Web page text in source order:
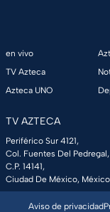
en vivo
TV Azteca
Azteca UNO
TV AZTECA
Periférico Sur 4121,
Col. Fuentes Del Pedregal,
C.P. 14141,
Ciudad De México,
Aviso de privacidad